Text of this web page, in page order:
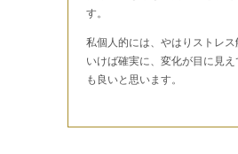
す。
私個人的には、やはりストレ
いけば確実に、変化が目に見
も良いと思います。